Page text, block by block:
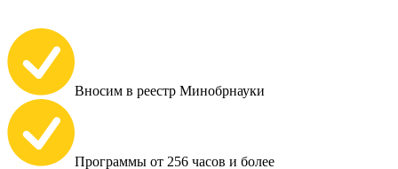
Вносим в реестр Минобрнауки
Программы от 256 часов и более